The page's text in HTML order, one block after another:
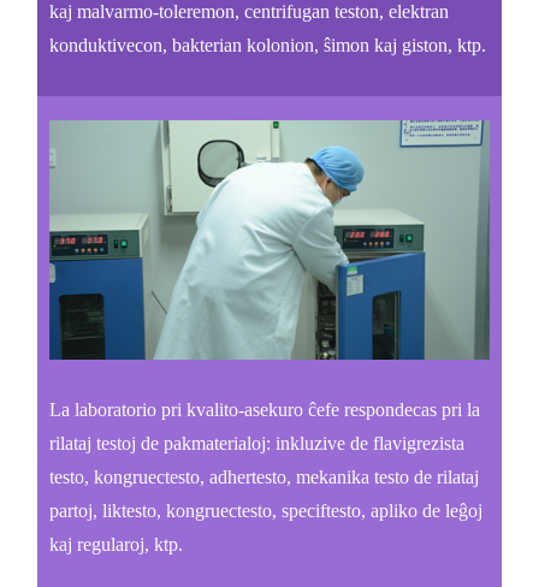
kaj malvarmo-toleremon, centrifugan teston, elektran
konduktivecon, bakterian kolonion, ŝimon kaj giston, ktp.
La laboratorio pri kvalito-asekuro ĉefe respondecas pri la
rilataj testoj de pakmaterialoj: inkluzive de flavigrezista
testo, kongruectesto, adhertesto, mekanika testo de rilataj
partoj, liktesto, kongruectesto, speciftesto, apliko de leĝoj
kaj regularoj, ktp.